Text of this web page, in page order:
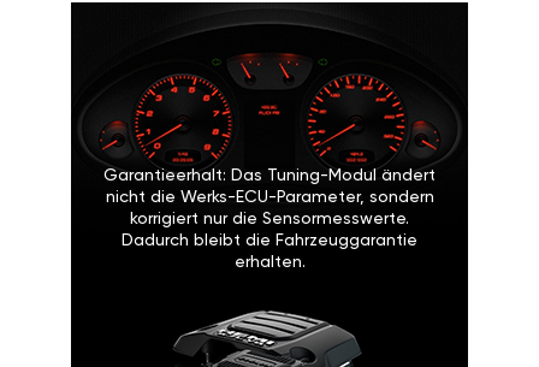
Garantieerhalt: Das Tuning-Modul ändert
nicht die Werks-ECU-Parameter, sondern
korrigiert nur die Sensormesswerte.
Dadurch bleibt die Fahrzeuggarantie
erhalten.